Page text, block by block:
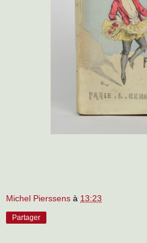
Michel Pierssens à 13:23
Partager